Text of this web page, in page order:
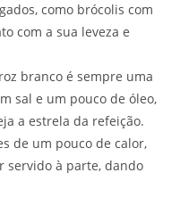
como brócolis com
com a sua leveza e
branco é sempre uma
sal e um pouco de óleo,
a estrela da refeição.
de um pouco de calor,
servido à parte, dando